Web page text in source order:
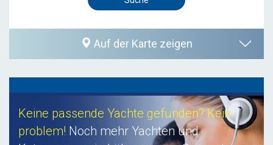
Auf der Karte zeigen
Keine passende Yachte gefunden? Kein
problem! Noch mehr Yachten und